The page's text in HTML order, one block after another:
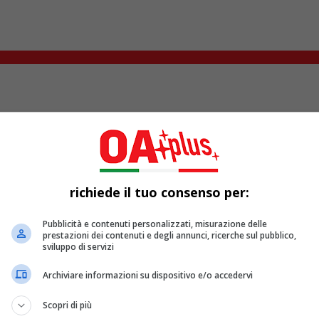
Clint Eastwood, “ Giurato numero 2
“, sta per
drammatica, che vede
Nicholas Houltcome protagonista.
come accennato da Nicholas Hoult), un
di informazioni che potrebbero influenzare il verdetto
fare i conti con le conseguenze delle sue azioni.
dal 1° novembre, mentre in Italia arriverà il prossimo
anno dopo, lo ritroviamo alle prese con la sua missione
richiede il tuo consenso per:
Pubblicità e contenuti personalizzati, misurazione delle
prestazioni dei contenuti e degli annunci, ricerche sul pubblico,
sviluppo di servizi
Archiviare informazioni su dispositivo e/o accedervi
Scopri di più